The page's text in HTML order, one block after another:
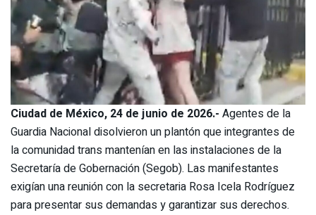
Ciudad de México, 24 de junio de 2026.- Agentes de la
Guardia Nacional disolvieron un plantón que integrantes de
la comunidad trans mantenían en las instalaciones de la
Secretaría de Gobernación (Segob). Las manifestantes
exigían una reunión con la secretaria Rosa Icela Rodríguez
para presentar sus demandas y garantizar sus derechos.